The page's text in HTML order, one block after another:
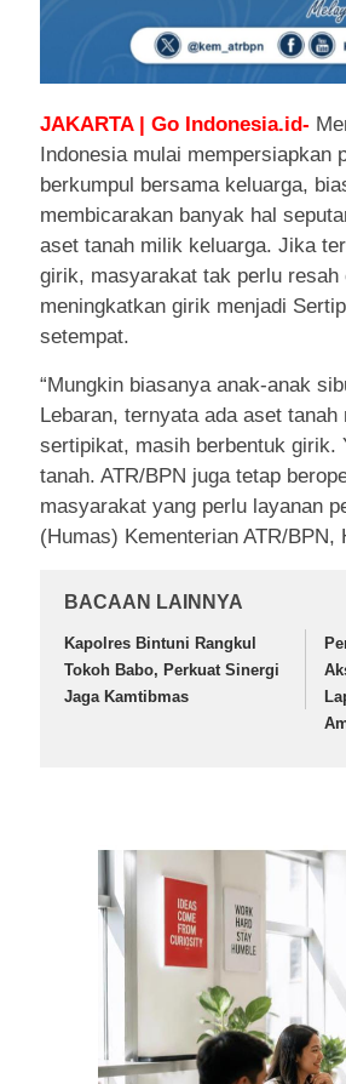
JAKARTA | Go Indonesia.id-
Indonesia mulai mempersiapkan
berkumpul bersama keluarga,
membicarakan banyak hal
aset tanah milik keluarga. Jika
girik, masyarakat tak perlu resah
meningkatkan girik menjadi
setempat.
“Mungkin biasanya anak-anak
Lebaran, ternyata ada aset
sertipikat, masih berbentuk girik.
tanah. ATR/BPN juga tetap
masyarakat yang perlu layanan
(Humas) Kementerian ATR/
BACAAN LAINNYA
Kapolres Bintuni Rangkul
Tokoh Babo, Perkuat Sinergi
Jaga Kamtibmas